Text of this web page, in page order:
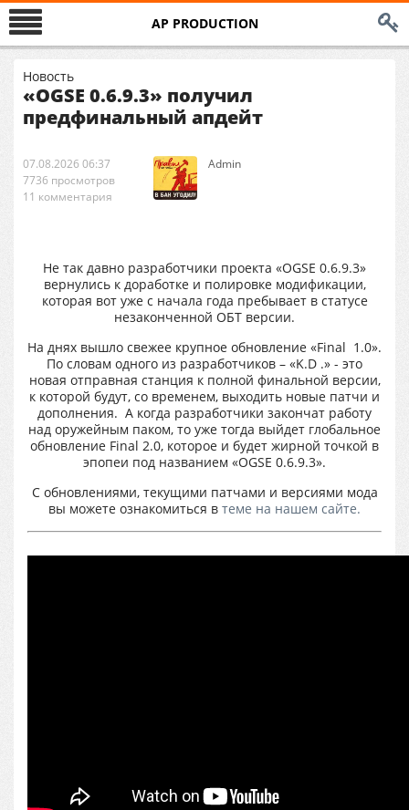
AP PRODUCTION
Новость
«OGSE 0.6.9.3» получил
предфинальный апдейт
07.08.2026 06:37
7736 просмотров
11 комментария
Аdmin
Не так давно разработчики проекта «OGSE 0.6.9.3»
вернулись к доработке и полировке модификации,
которая вот уже с начала года пребывает в статусе
незаконченной ОБТ версии.
На днях вышло свежее крупное обновление «Final 1.0».
По словам одного из разработчиков – «K.D .» - это
новая отправная станция к полной финальной версии,
к которой будут, со временем, выходить новые патчи и
дополнения. А когда разработчики закончат работу
над оружейным паком, то уже тогда выйдет глобальное
обновление Final 2.0, которое и будет жирной точкой в
эпопеи под названием «OGSE 0.6.9.3».
С обновлениями, текущими патчами и версиями мода
вы можете ознакомиться в теме на нашем сайте.